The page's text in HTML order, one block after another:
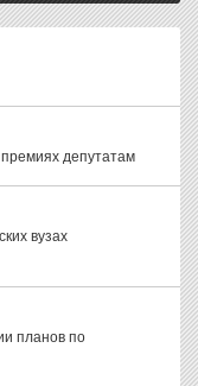
депутатам
вузах
планов по